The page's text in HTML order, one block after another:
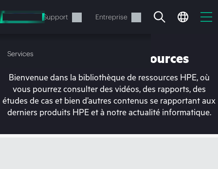
au
contenu
Support Entreprise
Services
Votre panier est
Bibliothèque de ressources
Bienvenue dans la bibliothèque de ressources HPE, où
vous pourrez consulter des vidéos, des rapports, des
études de cas et bien d’autres contenus se rapportant aux
derniers produits HPE et à notre actualité informatique.